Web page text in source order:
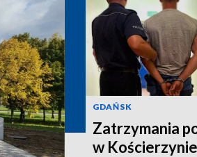
GDAŃSK
Zatrzymania
w Kościerzynie